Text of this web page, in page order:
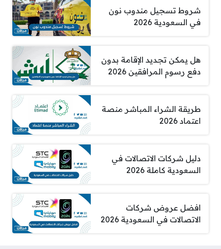
شروط تسجيل مندوب نون
في السعودية 2026
هل يمكن تجديد الإقامة بدون
دفع رسوم المرافقين 2026
طريقة الشراء المباشر منصة
اعتماد 2026
دليل شركات الاتصالات في
السعودية كاملة 2026
افضل عروض شركات
الاتصالات في السعودية 2026